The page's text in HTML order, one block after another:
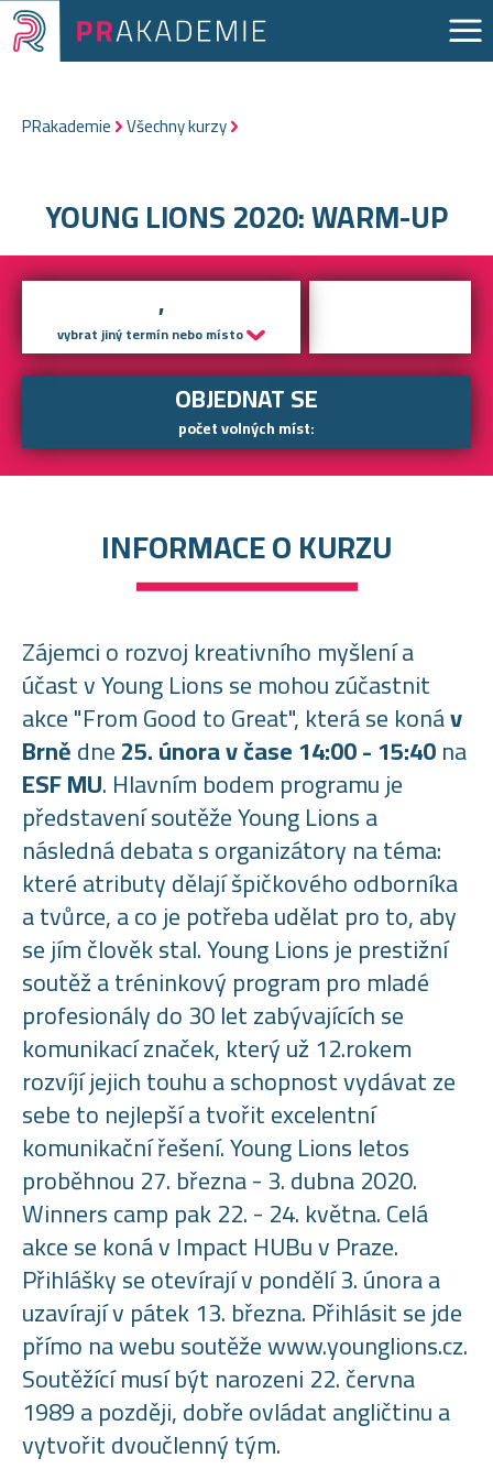
Přejít
obsahu
Drobečková
navigace
PRakademie Všechny kurzy
YOUNG LIONS 2020: WARM-UP
,
vybrat jiný termín nebo místo
OBJEDNAT SE
počet volných míst:
INFORMACE O KURZU
Zájemci o rozvoj kreativního myšlení a
účast v Young Lions se mohou zúčastnit
akce "From Good to Great", která se konáv
Brnědne25. února v čase 14:00 - 15:40na
ESF MU. Hlavním bodem programu je
představení soutěže Young Lions a
následná debata s organizátory na téma:
které atributy dělají špičkového odborníka
a tvůrce, a co je potřeba udělat pro to, aby
se jím člověk stal. Young Lions je prestižní
soutěž a tréninkový program pro mladé
profesionály do 30 let zabývajících se
komunikací značek, který už 12.rokem
rozvíjí jejich touhu a schopnost vydávat ze
sebe to nejlepší a tvořit excelentní
komunikační řešení. Young Lions letos
proběhnou 27. března - 3. dubna 2020.
Winners camp pak 22. - 24. května. Celá
akce se koná v Impact HUBu v Praze.
Přihlášky se otevírají v pondělí 3. února a
uzavírají v pátek 13. března. Přihlásit se jde
přímo na webu soutěže www.younglions.cz.
Soutěžící musí být narozeni 22. června
1989 a později, dobře ovládat angličtinu a
vytvořit dvoučlenný tým.